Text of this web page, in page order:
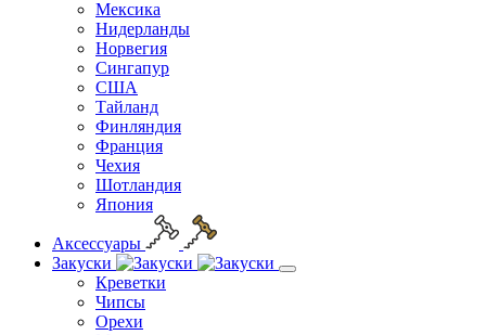
Мексика
Нидерланды
Норвегия
Сингапур
США
Тайланд
Финляндия
Франция
Чехия
Шотландия
Япония
Аксессуары
Закуски
Креветки
Чипсы
Орехи